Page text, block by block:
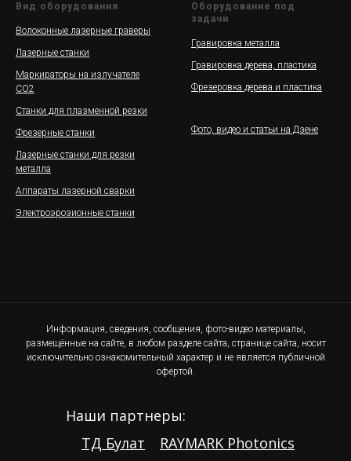
Вид оборудования
Волоконные лазерные граверы
Лазерные станки
Маркираторы на излучателе
СО2
Станки для плазменной резки
Фрезерные станки
Лазерные станки для резки
металла
Аппараты лазерной сварки
Электроэрозионные станки
Оборудование под
задачи
Гравировка металла
Гравировка дерева, пластика
Фрезеровка дерева и пластика
Фото, видео и статьи на Дзене
Информация, сведения, сообщения, фото-видео материалы,
размещённые на сайте, в любом разделе сайта, странице сайта, носит
исключительно ознакомительный характер и не является публичной
офертой.
Наши партнеры:
ТД Булат
RAYMARK Photonics